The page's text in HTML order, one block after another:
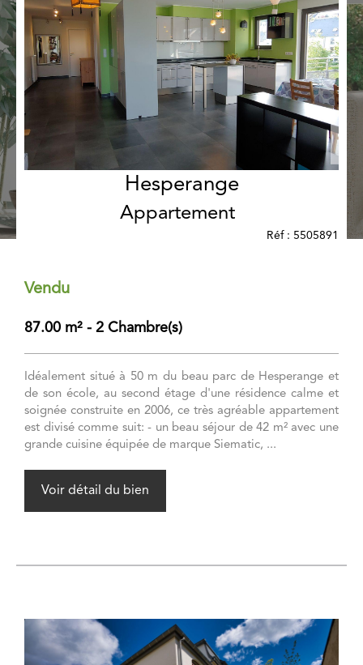
Hesperange
Appartement
Réf : 5505891
Vendu
87.00 m² - 2 Chambre(s)
Idéalement situé à 50 m du beau parc de Hesperange et
de son école, au second étage d'une résidence calme et
soignée construite en 2006, ce très agréable appartement
est divisé comme suit: - un beau séjour de 42 m² avec une
grande cuisine équipée de marque Siematic, ...
Voir détail du bien